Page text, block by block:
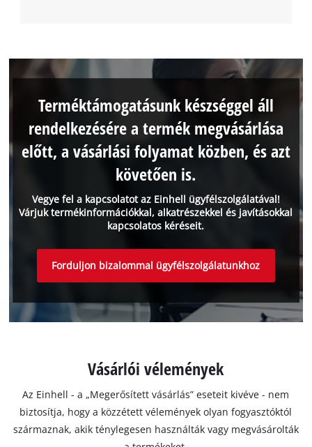
Vegye fel a kapcsolatot az Einhell ügyfélszolgálatával!
Várjuk termékinformációkkal, alkatrészekkel és javításokkal
kapcsolatos kéréseit.
Terméktámogatásunk készséggel áll
rendelkezésére a termék megvásárlása
előtt, a vásárlási folyamat közben, és azt
követően is.
Forduljon bizalommal ügyfélszolgálatunkhoz
Vásárlói vélemények
Az Einhell - a „Megerősített vásárlás” eseteit kivéve - nem
biztosítja, hogy a közzétett vélemények olyan fogyasztóktól
származnak, akik ténylegesen használták vagy megvásárolták